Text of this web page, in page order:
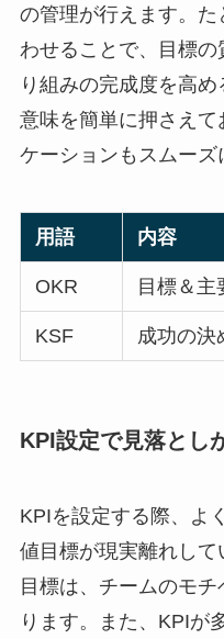
の管理が行えます。
わせることで、目標
り組みの完成度を高
意味を簡単に押さえ
ケーションもスムーズ
用語 内容
OKR 目標＆主
KSF 成功の決
KPI設定で見落とし
KPIを設定する際、よ
値目標が現実離れし
目標は、チームのモ
ります。また、KPIが